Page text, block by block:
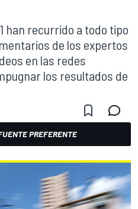
han recurrido a todo tipo
de los expertos
en las redes
los resultados de
PREFERENTE